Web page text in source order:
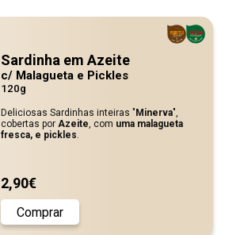
Sardinha em Azeite
c/ Malagueta e Pickles
120g
Deliciosas Sardinhas inteiras " Minerva",
cobertas por Azeite, com uma malagueta
fresca, e pickles.
2,90€
Comprar